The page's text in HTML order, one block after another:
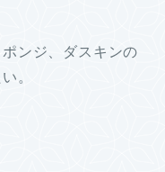
ンジ、ダスキンの
。